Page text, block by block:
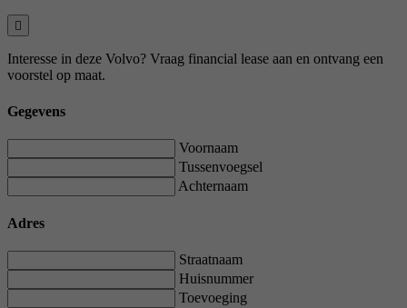
Interesse in deze Volvo? Vraag financial lease aan en ontvang een
voorstel op maat.
Gegevens
Voornaam
Tussenvoegsel
Achternaam
Adres
Straatnaam
Huisnummer
Toevoeging